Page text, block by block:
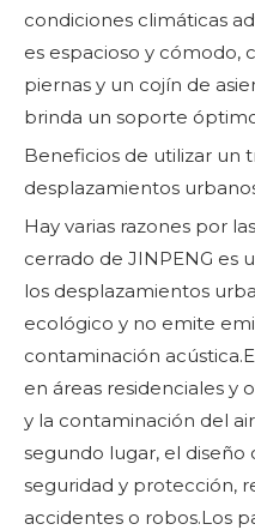
condiciones climáticas
es espacioso y cómodo,
piernas y un cojín de
brinda un soporte
Beneficios de utilizar un
desplazamientos
Hay varias razones por
cerrado de JINPENG es
los desplazamientos
ecológico y no emite
contaminación
en áreas residenciales y
y la contaminación del
segundo lugar, el
seguridad y protección,
accidentes o robos.Los